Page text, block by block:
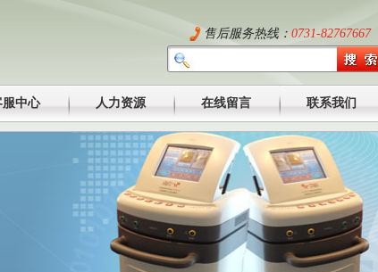
售后服务热线： 0731-82767667
服中心 人力资源 在线留言 联系我们